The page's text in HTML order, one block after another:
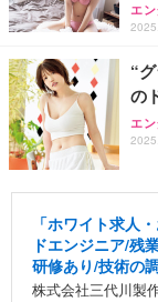
エ
“
の
エ
「ホワイト求人
ドエンジニア/残
研修あり/技術の
株式会社三代川製